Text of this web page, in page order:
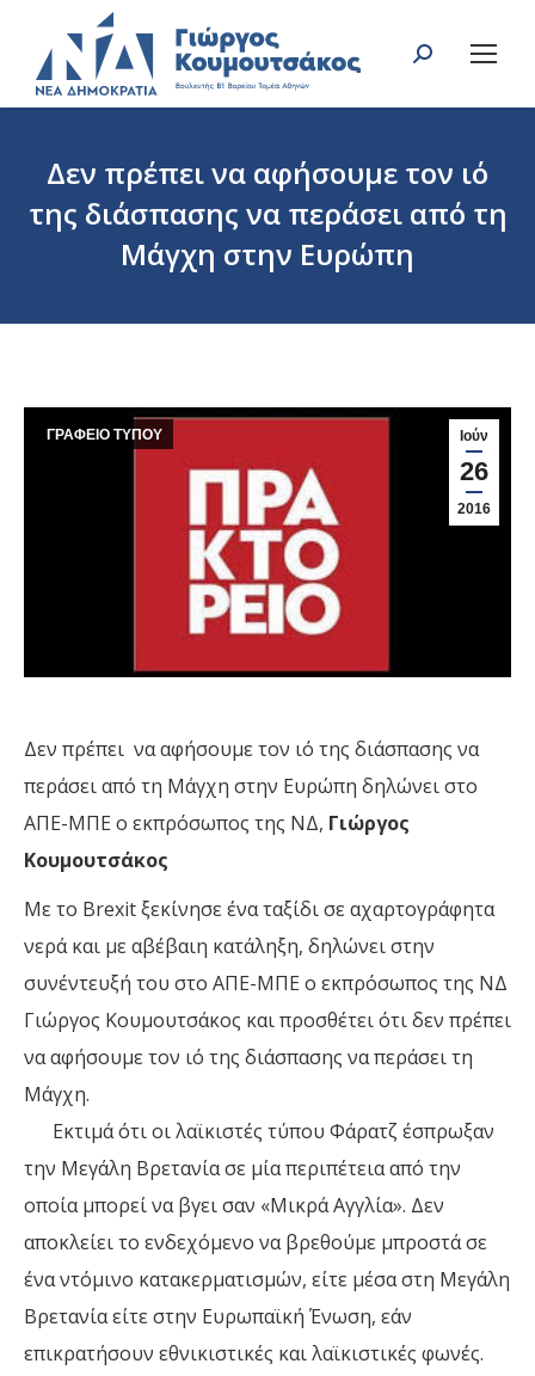
Search:
Δεν πρέπει να αφήσουμε τον ιό
της διάσπασης να περάσει από τη
Μάγχη στην Ευρώπη
Ιούν
26
2016
ΓΡΑΦΕΙΟ ΤΥΠΟΥ
Δεν πρέπει να αφήσουμε τον ιό της διάσπασης να
περάσει από τη Μάγχη στην Ευρώπη δηλώνει στο
ΑΠΕ-ΜΠΕ ο εκπρόσωπος της ΝΔ, Γιώργος
Κουμουτσάκος
Με το Brexit ξεκίνησε ένα ταξίδι σε αχαρτογράφητα
νερά και με αβέβαιη κατάληξη, δηλώνει στην
συνέντευξή του στο ΑΠΕ-ΜΠΕ ο εκπρόσωπος της ΝΔ
Γιώργος Κουμουτσάκος και προσθέτει ότι δεν πρέπει
να αφήσουμε τον ιό της διάσπασης να περάσει τη
Μάγχη.
Εκτιμά ότι οι λαϊκιστές τύπου Φάρατζ έσπρωξαν
την Μεγάλη Βρετανία σε μία περιπέτεια από την
οποία μπορεί να βγει σαν «Μικρά Αγγλία». Δεν
αποκλείει το ενδεχόμενο να βρεθούμε μπροστά σε
ένα ντόμινο κατακερματισμών, είτε μέσα στη Μεγάλη
Βρετανία είτε στην Ευρωπαϊκή Ένωση, εάν
επικρατήσουν εθνικιστικές και λαϊκιστικές φωνές.